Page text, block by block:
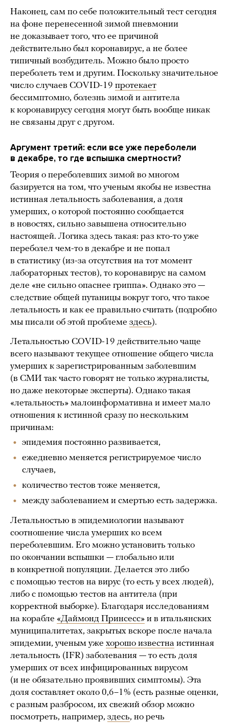
Наконец, сам по себе положительный тест сегодня
на фоне перенесенной зимой пневмонии
не доказывает того, что ее причиной
действительно был коронавирус, а не более
типичный возбудитель. Можно было просто
переболеть тем и другим. Поскольку значительное
число случаев COVID-19 протекает
бессимптомно, болезнь зимой и антитела
к коронавирусу сегодня могут быть вообще никак
не связаны друг с другом.
Аргумент третий: если все уже переболели
в декабре, то где вспышка смертности?
Теория о переболевших зимой во многом
базируется на том, что ученым якобы не известна
истинная летальность заболевания, а доля
умерших, о которой постоянно сообщается
в новостях, сильно завышена относительно
настоящей. Логика здесь такая: раз кто-то уже
переболел чем-то в декабре и не попал
в статистику (из-за отсутствия на тот момент
лабораторных тестов), то коронавирус на самом
деле «не сильно опаснее гриппа». Однако это —
следствие общей путаницы вокруг того, что такое
летальность и как ее правильно считать (подробно
мы писали об этой проблеме здесь).
Летальностью COVID-19 действительно чаще
всего называют текущее отношение общего числа
умерших к зарегистрированным заболевшим
(в СМИ так часто говорят не только журналисты,
но даже некоторые эксперты). Однако такая
«летальность» малоинформативна и имеет мало
отношения к истинной сразу по нескольким
причинам:
эпидемия постоянно развивается,
ежедневно меняется регистрируемое число
случаев,
количество тестов тоже меняется,
между заболеванием и смертью есть задержка.
Летальностью в эпидемиологии называют
соотношение числа умерших ко всем
переболевшим. Его можно установить только
по окончании вспышки — глобально или
в конкретной популяции. Делается это либо
с помощью тестов на вирус (то есть у всех людей),
либо с помощью тестов на антитела (при
корректной выборке). Благодаря исследованиям
на корабле «Даймонд Принсесс» и в итальянских
муниципалитетах, закрытых вскоре после начала
эпидемии, ученым уже хорошо известна истинная
летальность (IFR) заболевания — то есть доля
умерших от всех инфицированных вирусом
(и не обязательно проявивших симптомы). Эта
доля составляет около 0,6–1% (есть разные оценки,
с разным разбросом, их свежий обзор можно
посмотреть, например, здесь, но речь